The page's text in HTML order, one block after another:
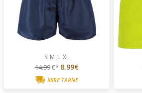
S M L XL
14.99€* 8.99€
KIIRE TARNE